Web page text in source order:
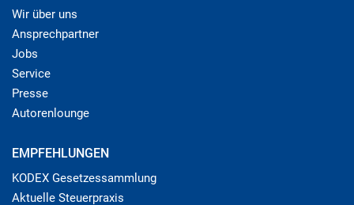
Wir über uns
Ansprechpartner
Jobs
Service
Presse
Autorenlounge
EMPFEHLUNGEN
KODEX Gesetzessammlung
Aktuelle Steuerpraxis